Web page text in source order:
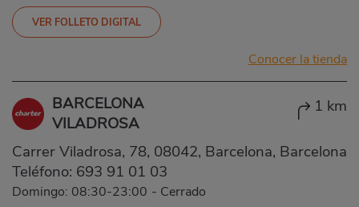
VER FOLLETO DIGITAL
Conocer la tienda
BARCELONA
VILADROSA
1 km
Carrer Viladrosa, 78, 08042, Barcelona, Barcelona
Teléfono: 693 91 01 03
Domingo: 08:30-23:00 - Cerrado